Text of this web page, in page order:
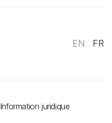
EN FR
Information juridique